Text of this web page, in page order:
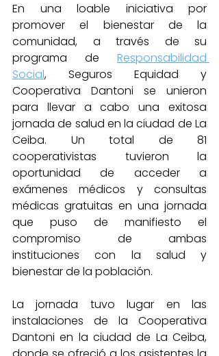
En una loable iniciativa por
promover el bienestar de la
comunidad, a través de su
programa de Responsabilidad
Social, Seguros Equidad y
Cooperativa Dantoni se unieron
para llevar a cabo una exitosa
jornada de salud en la ciudad de La
Ceiba. Un total de 81
cooperativistas tuvieron la
oportunidad de acceder a
exámenes médicos y consultas
médicas gratuitas en una jornada
que puso de manifiesto el
compromiso de ambas
instituciones con la salud y
bienestar de la población.
La jornada tuvo lugar en las
instalaciones de la Cooperativa
Dantoni en la ciudad de La Ceiba,